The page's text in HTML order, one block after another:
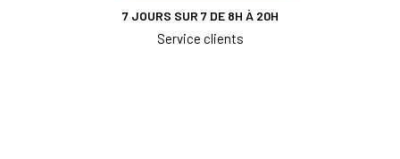
7 JOURS SUR 7 DE 8H À 20H
Service clients